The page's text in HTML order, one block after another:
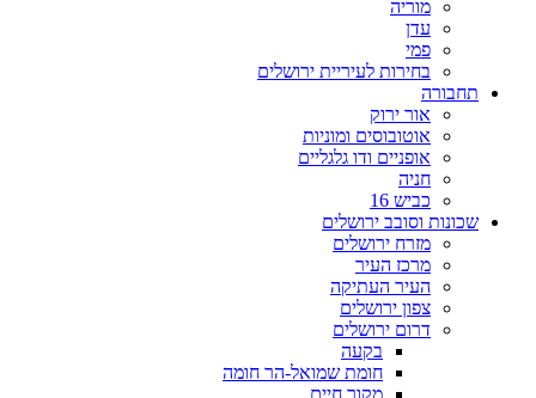
מוריה
עדן
פמי
בחירות לעיריית ירושלים
תחבורה
אור ירוק
אוטובוסים ומוניות
אופניים ודו גלגליים
חניה
כביש 16
שכונות וסובב ירושלים
מזרח ירושלים
מרכז העיר
העיר העתיקה
צפון ירושלים
דרום ירושלים
בקעה
חומת שמואל-הר חומה
מקור חיים